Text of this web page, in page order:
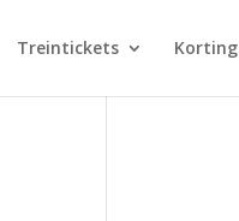
Treintickets Korting